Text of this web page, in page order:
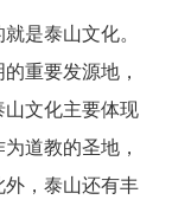
是泰山文化。
重要发源地，
文化主要体现
道教的圣地，
，泰山还有丰